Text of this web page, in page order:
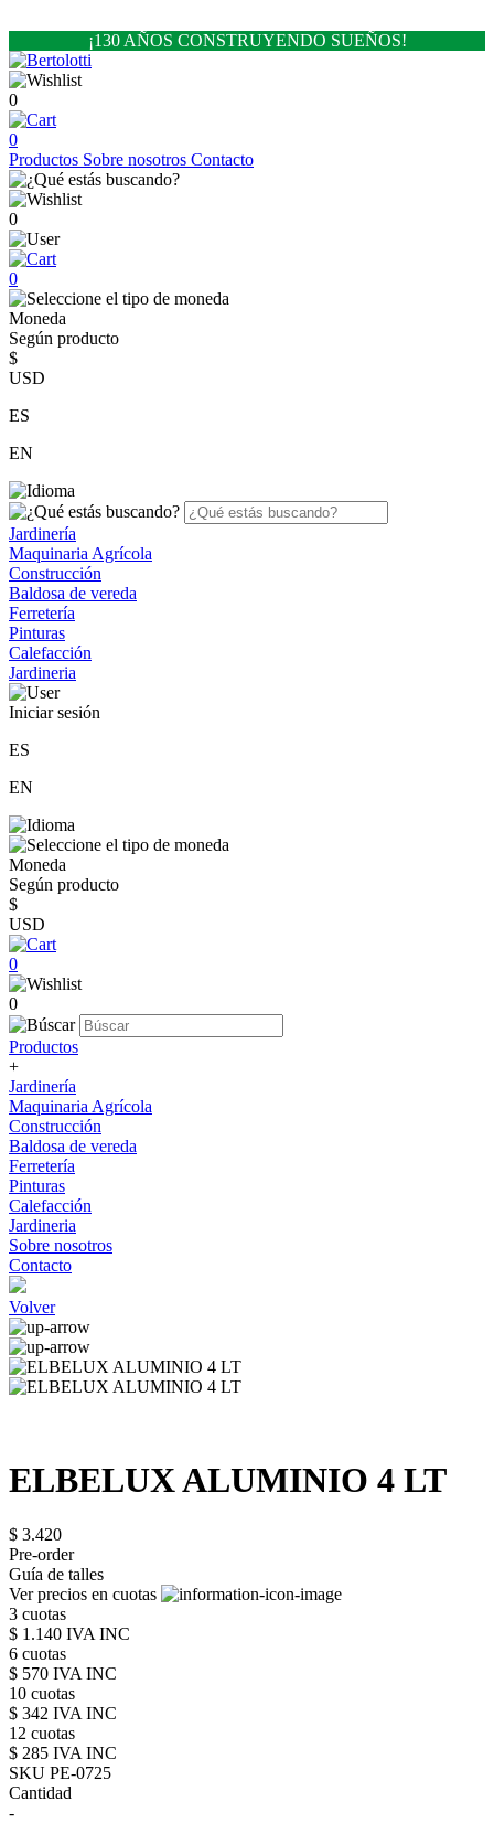
¡130 AÑOS CONSTRUYENDO SUEÑOS!
0
0
Productos Sobre nosotros Contacto
0
0
Moneda
Según producto
$
USD
ES
EN
Jardinería
Maquinaria Agrícola
Construcción
Baldosa de vereda
Ferretería
Pinturas
Calefacción
Jardineria
Iniciar sesión
ES
EN
Moneda
Según producto
$
USD
0
0
Productos
+
Jardinería
Maquinaria Agrícola
Construcción
Baldosa de vereda
Ferretería
Pinturas
Calefacción
Jardineria
Sobre nosotros
Contacto
Volver
ELBELUX ALUMINIO 4 LT
$ 3.420
Pre-order
Guía de talles
Ver precios en cuotas
3 cuotas
$ 1.140 IVA INC
6 cuotas
$ 570 IVA INC
10 cuotas
$ 342 IVA INC
12 cuotas
$ 285 IVA INC
SKU PE-0725
Cantidad
-